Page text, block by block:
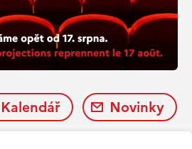
Kalendář Novinky